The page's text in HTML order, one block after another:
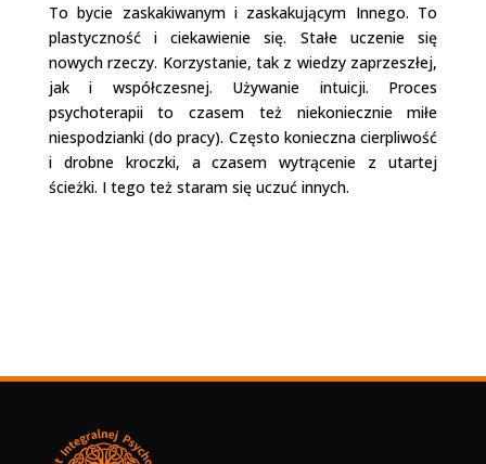
To bycie zaskakiwanym i zaskakującym Innego. To
plastyczność i ciekawienie się. Stałe uczenie się
nowych rzeczy. Korzystanie, tak z wiedzy zaprzeszłej,
jak i współczesnej. Używanie intuicji. Proces
psychoterapii to czasem też niekoniecznie miłe
niespodzianki (do pracy). Często konieczna cierpliwość
i drobne kroczki, a czasem wytrącenie z utartej
ścieżki. I tego też staram się uczuć innych.